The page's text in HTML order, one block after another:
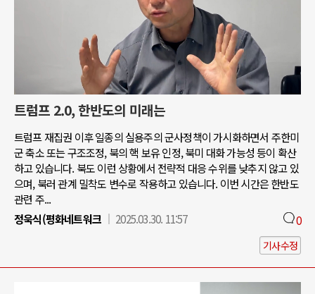
트럼프 2.0, 한반도의 미래는
트럼프 재집권 이후 일종의 실용주의 군사정책이 가시화하면서 주한미
군 축소 또는 구조조정, 북의 핵 보유 인정, 북미 대화 가능성 등이 확산
하고 있습니다. 북도 이런 상황에서 전략적 대응 수위를 낮추지 않고 있
으며, 북러 관계 밀착도 변수로 작용하고 있습니다. 이번 시간은 한반도
관련 주...
정욱식(평화네트워크
2025.03.30. 11:57 0
기사수정